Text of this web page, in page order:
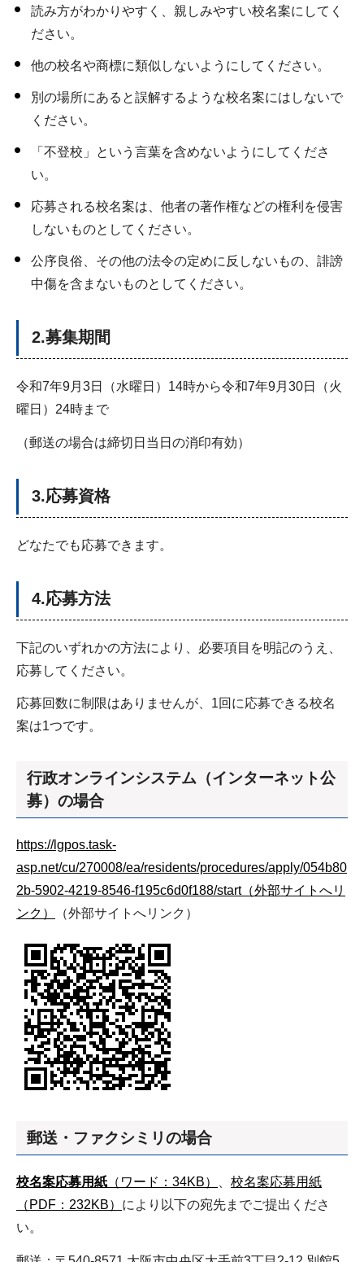
読み方がわかりやすく、親しみやすい校名案にしてく
ださい。
他の校名や商標に類似しないようにしてください。
別の場所にあると誤解するような校名案にはしないで
ください。
「不登校」という言葉を含めないようにしてくださ
い。
応募される校名案は、他者の著作権などの権利を侵害
しないものとしてください。
公序良俗、その他の法令の定めに反しないもの、誹謗
中傷を含まないものとしてください。
2.募集期間
令和7年9月3日（水曜日）14時から令和7年9月30日（火
曜日）24時まで
（郵送の場合は締切日当日の消印有効）
3.応募資格
どなたでも応募できます。
4.応募方法
下記のいずれかの方法により、必要項目を明記のうえ、
応募してください。
応募回数に制限はありませんが、1回に応募できる校名
案は1つです。
行政オンラインシステム（インターネット公
募）の場合
https://lgpos.task-
asp.net/cu/270008/ea/residents/procedures/apply/054b80
2b-5902-4219-8546-f195c6d0f188/start（外部サイトへリ
ンク）
（外部サイトへリンク）
郵送・ファクシミリの場合
校名案応募用紙 （ワード：34KB）
校名案応募用紙
（PDF：232KB） により以下の宛先までご提出くださ
い。